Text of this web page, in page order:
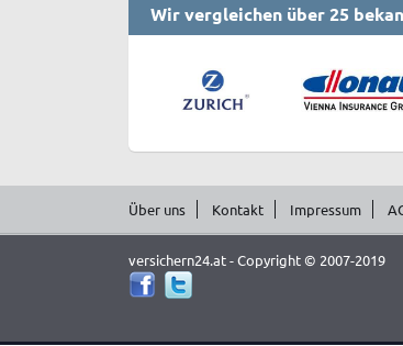
Wir vergleichen über 25
Über uns Kontakt Impressum
versichern24.at - Copyright © 2007-2019